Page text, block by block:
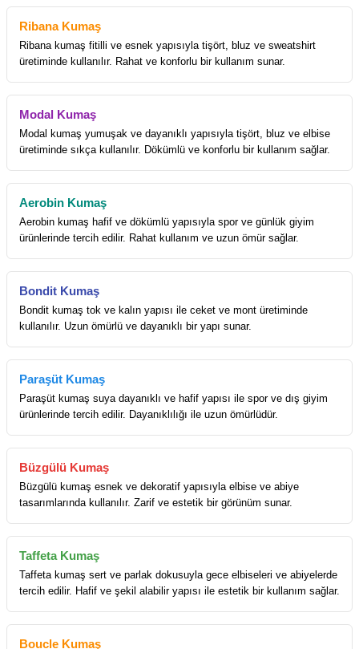
Ribana Kumaş
Ribana kumaş fitilli ve esnek yapısıyla tişört, bluz ve sweatshirt
üretiminde kullanılır. Rahat ve konforlu bir kullanım sunar.
Modal Kumaş
Modal kumaş yumuşak ve dayanıklı yapısıyla tişört, bluz ve elbise
üretiminde sıkça kullanılır. Dökümlü ve konforlu bir kullanım sağlar.
Aerobin Kumaş
Aerobin kumaş hafif ve dökümlü yapısıyla spor ve günlük giyim
ürünlerinde tercih edilir. Rahat kullanım ve uzun ömür sağlar.
Bondit Kumaş
Bondit kumaş tok ve kalın yapısı ile ceket ve mont üretiminde
kullanılır. Uzun ömürlü ve dayanıklı bir yapı sunar.
Paraşüt Kumaş
Paraşüt kumaş suya dayanıklı ve hafif yapısı ile spor ve dış giyim
ürünlerinde tercih edilir. Dayanıklılığı ile uzun ömürlüdür.
Büzgülü Kumaş
Büzgülü kumaş esnek ve dekoratif yapısıyla elbise ve abiye
tasarımlarında kullanılır. Zarif ve estetik bir görünüm sunar.
Taffeta Kumaş
Taffeta kumaş sert ve parlak dokusuyla gece elbiseleri ve abiyelerde
tercih edilir. Hafif ve şekil alabilir yapısı ile estetik bir kullanım sağlar.
Boucle Kumaş